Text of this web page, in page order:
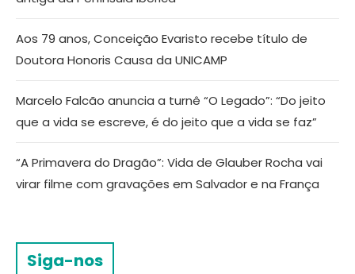
Aos 79 anos, Conceição Evaristo recebe título de
Doutora Honoris Causa da UNICAMP
Marcelo Falcão anuncia a turnê “O Legado”: “Do jeito
que a vida se escreve, é do jeito que a vida se faz”
“A Primavera do Dragão”: Vida de Glauber Rocha vai
virar filme com gravações em Salvador e na França
Siga-nos